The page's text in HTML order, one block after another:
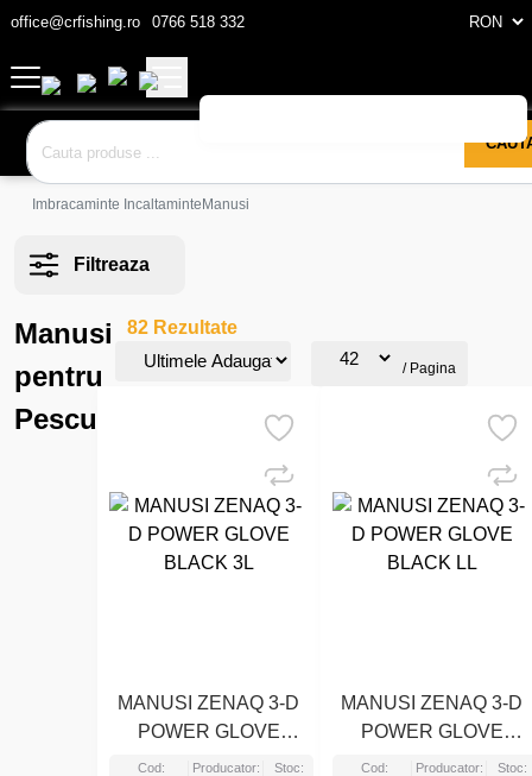
office@crfishing.ro 0766 518 332
Imbracaminte Incaltaminte Manusi
Filtreaza
Manusi
pentru
Pescuit
82 Rezultate
/ Pagina
MANUSI ZENAQ 3-D
POWER GLOVE
BLACK 3L
Cod: Producator: Stoc:
MANUSI ZENAQ 3-D
POWER GLOVE
BLACK LL
Cod: Producator: Stoc: